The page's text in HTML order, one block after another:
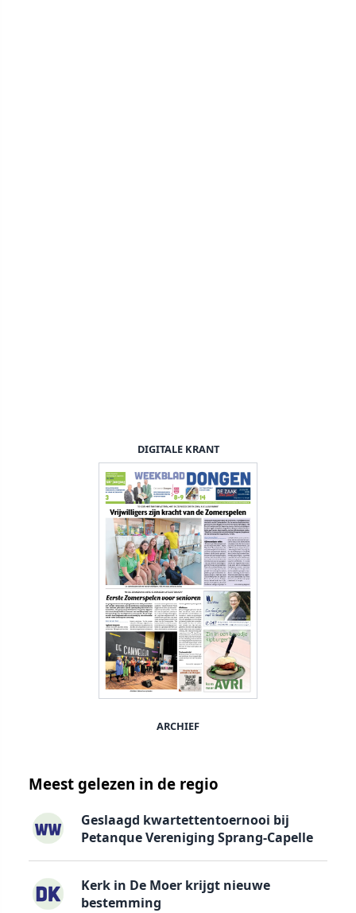
DIGITALE KRANT
ARCHIEF
Meest gelezen in de regio
Geslaagd kwartettentoernooi bij
Petanque Vereniging Sprang-Capelle
Kerk in De Moer krijgt nieuwe
bestemming